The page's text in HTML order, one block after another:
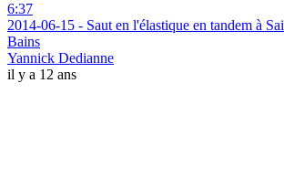
6:37
2014-06-15 - Saut en l'élastique en tandem à
Bains
Yannick Dedianne
il y a 12 ans